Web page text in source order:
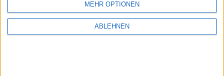
MEHR OPTIONEN
ABLEHNEN